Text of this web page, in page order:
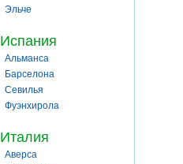
Эльче
Испания
Альманса
Барселона
Севилья
Фуэнхирола
Италия
Аверса